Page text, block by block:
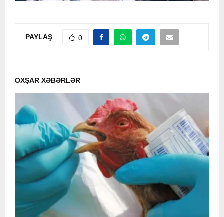
PAYLAŞ 0
OXŞAR XƏBƏRLƏR